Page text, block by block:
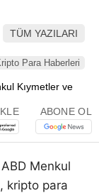
TÜM YAZILARI
Para Haberleri
ABONE OL
Menkul
kripto para